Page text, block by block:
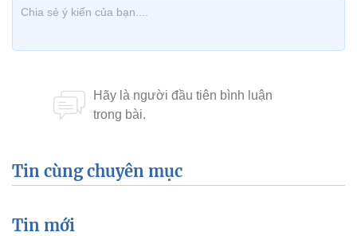
Tin cùng chuyên mục
Tin mới